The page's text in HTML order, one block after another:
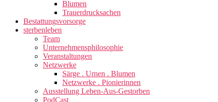
Blumen
Trauerdrucksachen
Bestattungsvorsorge
sterbenleben
Team
Unternehmensphilosophie
Veranstaltungen
Netzwerke
Särge . Urnen . Blumen
Netzwerke . Pionierinnen
Ausstellung Leben-Aus-Gestorben
PodCast